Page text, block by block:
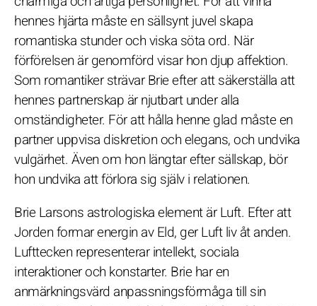
hennes hjärta måste en sällsynt juvel skapa
romantiska stunder och viska söta ord. När
förförelsen är genomförd visar hon djup affektion.
Som romantiker strävar Brie efter att säkerställa att
hennes partnerskap är njutbart under alla
omständigheter. För att hålla henne glad måste en
partner uppvisa diskretion och elegans, och undvika
vulgärhet. Även om hon längtar efter sällskap, bör
hon undvika att förlora sig själv i relationen.
Brie Larsons astrologiska element är Luft. Efter att
Jorden formar energin av Eld, ger Luft liv åt anden.
Lufttecken representerar intellekt, sociala
interaktioner och konstarter. Brie har en
anmärkningsvärd anpassningsförmåga till sin